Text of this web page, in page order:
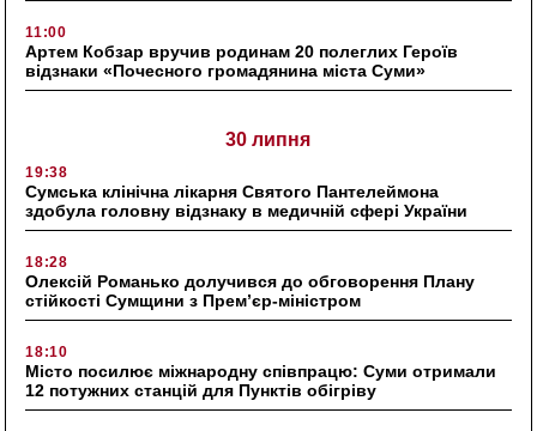
11:00
Артем Кобзар вручив родинам 20 полеглих Героїв
відзнаки «Почесного громадянина міста Суми»
30 липня
19:38
Сумська клінічна лікарня Святого Пантелеймона
здобула головну відзнаку в медичній сфері України
18:28
Олексій Романько долучився до обговорення Плану
стійкості Сумщини з Прем’єр-міністром
18:10
Місто посилює міжнародну співпрацю: Суми отримали
12 потужних станцій для Пунктів обігріву